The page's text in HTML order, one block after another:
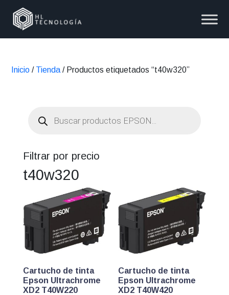
Inicio / Tienda / Productos etiquetados “t40w320”
productos
Filtrar por precio
t40w320
Cartucho de tinta
Epson Ultrachrome
XD2 T40W220
Cartucho de tinta
Epson Ultrachrome
XD2 T40W420